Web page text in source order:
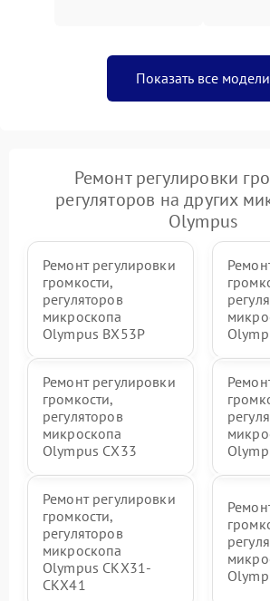
Показать все модели
Ремонт регулировки
регуляторов на других
Olympus
Ремонт регулировки
громкости,
регуляторов
микроскопа
Olympus BX53P
Ремонт регулировки
громкости,
регуляторов
микроскопа
Olympus СX33
Ремонт регулировки
громкости,
регуляторов
микроскопа
Olympus CKX31-
CKX41